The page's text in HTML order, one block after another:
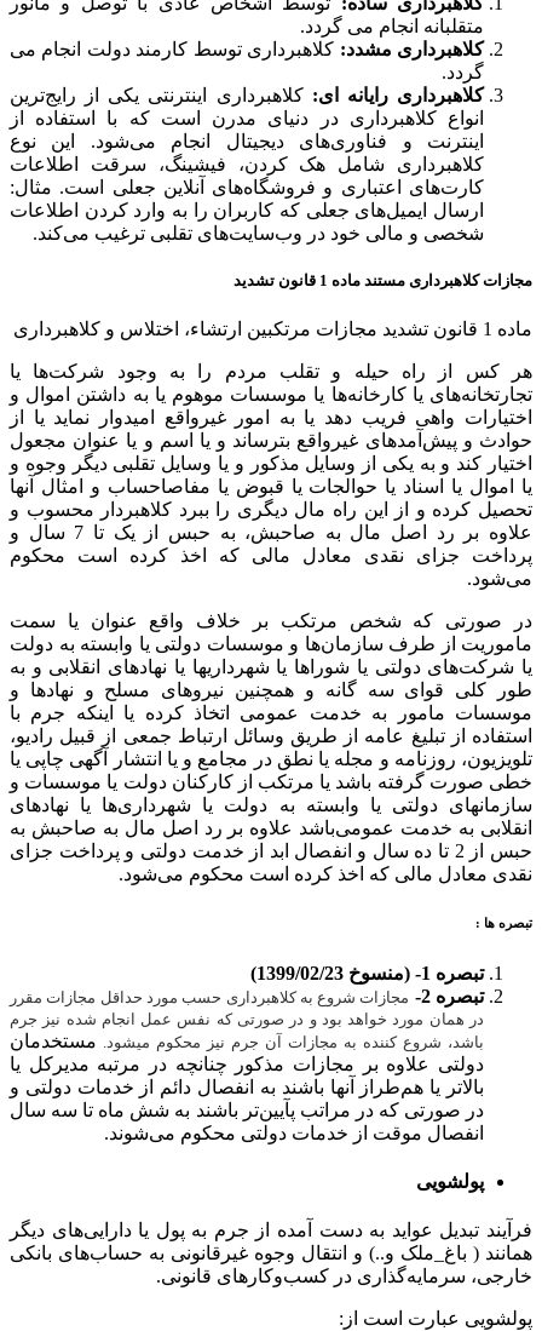
متقلبانه انجام می گردد.
کلاهبرداری مشدد: کلاهبرداری توسط کارمند دولت انجام می
گردد.
کلاهبرداری رایانه ای: کلاهبرداری اینترنتی یکی از رایج‌ترین
انواع کلاهبرداری در دنیای مدرن است که با استفاده از
اینترنت و فناوری‌های دیجیتال انجام می‌شود. این نوع
کلاهبرداری شامل هک کردن، فیشینگ، سرقت اطلاعات
کارت‌های اعتباری و فروشگاه‌های آنلاین جعلی است. مثال:
ارسال ایمیل‌های جعلی که کاربران را به وارد کردن اطلاعات
شخصی و مالی خود در وب‌سایت‌های تقلبی ترغیب می‌کند.
مجازات کلاهبرداری مستند ماده 1 قانون تشدید
ماده 1 قانون تشدید مجازات مرتکبین ارتشاء، اختلاس و کلاهبرداری
هر کس از راه حیله و تقلب مردم را به وجود شرکت‌ها یا
تجارتخانه‌های یا کارخانه‌ها یا موسسات موهوم یا به داشتن اموال و
اختیارات واهی فریب دهد یا به امور غیرواقع امیدوار نماید یا از
حوادث و پیش‌آمدهای غیرواقع بترساند و یا اسم و یا عنوان مجعول
اختیار کند و به یکی از وسایل مذکور و یا وسایل تقلبی دیگر وجوه و
یا اموال یا اسناد یا حوالجات یا قبوض یا مفاصاحساب و امثال آنها
تحصیل کرده و از این راه مال دیگری را ببرد کلاهبردار محسوب و
علاوه بر رد اصل مال به صاحبش، به حبس از یک تا 7 سال و
پرداخت جزای نقدی معادل مالی که اخذ کرده است محکوم
می‌شود.
در صورتی که شخص مرتکب بر خلاف واقع عنوان یا سمت
ماموریت از طرف سازمان‌ها و موسسات دولتی یا وابسته به دولت
یا شرکت‌های دولتی یا شوراها یا شهرداریها یا نهادهای انقلابی و به
طور کلی قوای سه گانه و همچنین نیروهای مسلح و نهادها و
موسسات مامور به خدمت عمومی اتخاذ کرده یا اینکه جرم با
استفاده از تبلیغ عامه از طریق وسائل ارتباط جمعی از قبیل رادیو،
تلویزیون، روزنامه و مجله یا نطق در مجامع و یا انتشار آگهی چاپی یا
خطی صورت گرفته باشد یا مرتکب از کارکنان دولت یا موسسات و
سازمانهای دولتی یا وابسته به دولت یا شهرداری‌ها یا نهادهای
انقلابی به خدمت عمومی‌باشد علاوه بر رد اصل مال به صاحبش به
حبس از 2 تا ده سال و انفصال ابد از خدمت دولتی و پرداخت جزای
نقدی معادل مالی که اخذ کرده است محکوم می‌شود.
تبصره ها :
تبصره 1- (منسوخ 1399/02/23)
تبصره 2-
مجازات شروع به کلاهبرداری حسب مورد حداقل مجازات مقرر
در همان مورد خواهد بود و در صورتی که نفس عمل انجام شده نیز جرم
باشد، شروع کننده به مجازات آن جرم نیز محکوم میشود. مستخدمان
دولتی علاوه بر مجازات مذکور چنانچه در مرتبه مدیرکل یا
بالاتر یا هم‌طراز آنها باشند به انفصال دائم از خدمات دولتی و
در صورتی که در مراتب پآیین‌تر باشند به شش ماه تا سه سال
انفصال موقت از خدمات دولتی محکوم می‌شوند.
پولشویی
فرآیند تبدیل عواید به دست آمده از جرم به پول یا دارایی‌های دیگر
همانند ( باغ_ملک و..) و انتقال وجوه غیرقانونی به حساب‌های بانکی
خارجی، سرمایه‌گذاری در کسب‌وکارهای قانونی.
پولشویی عبارت است از: